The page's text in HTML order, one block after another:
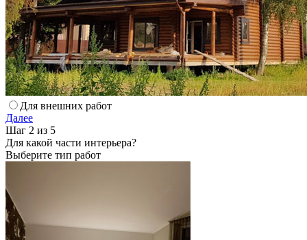
Для внешних работ
Далее
Шаг 2 из 5
Для какой части интерьера?
Выберите тип работ